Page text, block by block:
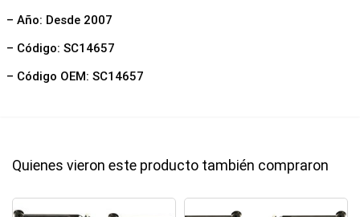
– Año: Desde 2007
– Código: SC14657
– Código OEM: SC14657
Quienes vieron este producto también compraron